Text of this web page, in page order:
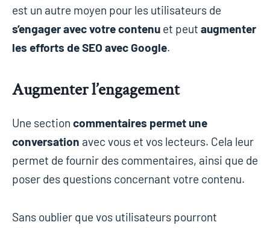
est un autre moyen pour les utilisateurs de
s’engager avec votre contenu et peut augmenter
les efforts de SEO avec Google.
Augmenter l’engagement
Une section commentaires permet une
conversation avec vous et vos lecteurs. Cela leur
permet de fournir des commentaires, ainsi que de
poser des questions concernant votre contenu.
Sans oublier que vos utilisateurs pourront